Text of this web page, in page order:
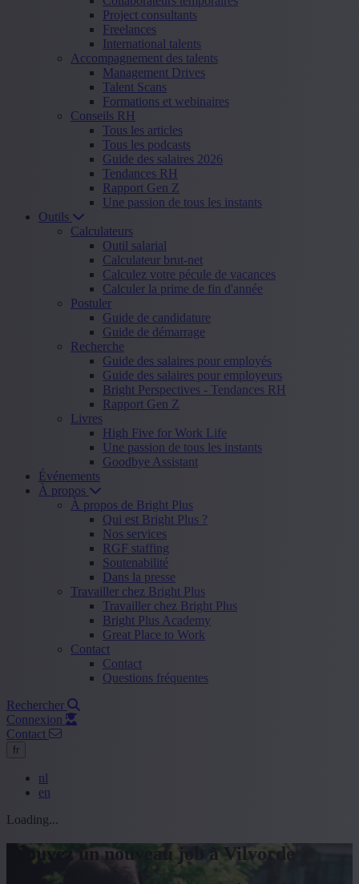
Project consultants
Freelances
International talents
Accompagnement des talents
Management Drives
Talent Scans
Formations et webinaires
Conseils RH
Tous les articles
Tous les podcasts
Guide des salaires 2026
Tendances RH
Rapport Gen Z
Une passion de tous les instants
Outils
Calculateurs
Outil salarial
Calculateur brut-net
Calculez votre pécule de vacances
Calculer la prime de fin d'année
Postuler
Guide de candidature
Guide de démarrage
Recherche
Guide des salaires pour employés
Guide des salaires pour employeurs
Bright Perspectives - Tendances RH
Rapport Gen Z
Livres
High Five for Work Life
Une passion de tous les instants
Goodbye Assistant
Événements
À propos
À propos de Bright Plus
Qui est Bright Plus ?
Nos services
RGF staffing
Soutenabilité
Dans la presse
Travailler chez Bright Plus
Travailler chez Bright Plus
Bright Plus Academy
Great Place to Work
Contact
Contact
Questions fréquentes
Rechercher
Connexion
Contact
fr
nl
en
Loading...
Trouvez un nouveau job à Vilvorde